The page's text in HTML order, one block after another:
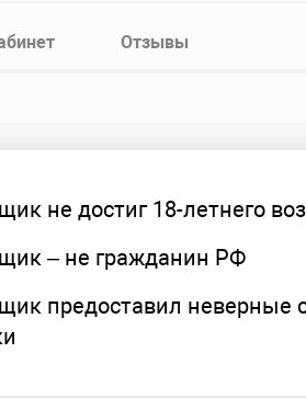
Отзывы
не достиг 18-летнего
– не гражданин РФ
предоставил неверные